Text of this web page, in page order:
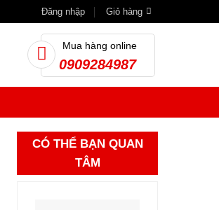
Đăng nhập Giỏ hàng
Mua hàng online
0909284987
CÓ THỂ BẠN QUAN
TÂM